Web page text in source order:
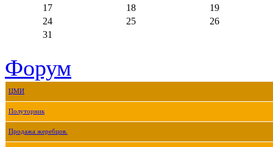
17
18
19
24
25
26
31
Форум
ЦМИ
Полуторник
Продажа жеребцов.